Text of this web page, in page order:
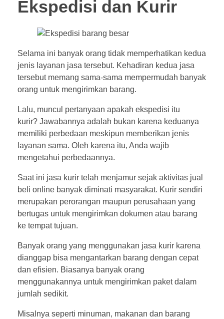
Ekspedisi dan Kurir
Selama ini banyak orang tidak memperhatikan kedua
jenis layanan jasa tersebut. Kehadiran kedua jasa
tersebut memang sama-sama mempermudah banyak
orang untuk mengirimkan barang.
Lalu, muncul pertanyaan apakah ekspedisi itu
kurir? Jawabannya adalah bukan karena keduanya
memiliki perbedaan meskipun memberikan jenis
layanan sama. Oleh karena itu, Anda wajib
mengetahui perbedaannya.
Saat ini jasa kurir telah menjamur sejak aktivitas jual
beli online banyak diminati masyarakat. Kurir sendiri
merupakan perorangan maupun perusahaan yang
bertugas untuk mengirimkan dokumen atau barang
ke tempat tujuan.
Banyak orang yang menggunakan jasa kurir karena
dianggap bisa mengantarkan barang dengan cepat
dan efisien. Biasanya banyak orang
menggunakannya untuk mengirimkan paket dalam
jumlah sedikit.
Misalnya seperti minuman, makanan dan barang